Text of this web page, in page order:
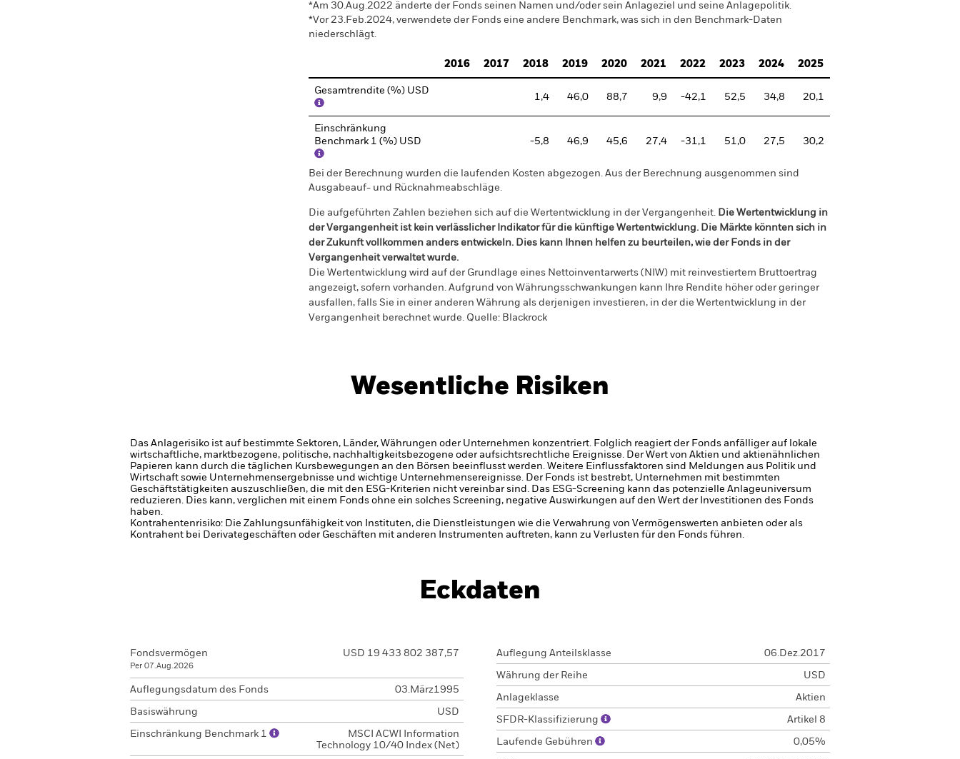
*Am 30.Aug.2022 änderte der Fonds seinen Namen und/oder sein Anlageziel und seine Anlagepolitik.
*Vor 23.Feb.2024, verwendete der Fonds eine andere Benchmark, was sich in den Benchmark-Daten
niederschlägt.
2016 2017 2018 2019 2020 2021 2022 2023 2024 2025
Gesamtrendite (%) USD
1,4 46,0 88,7 9,9 -42,1 52,5 34,8 20,1
Einschränkung
Benchmark 1 (%) USD
-5,8 46,9 45,6 27,4 -31,1 51,0 27,5 30,2
Bei der Berechnung wurden die laufenden Kosten abgezogen. Aus der Berechnung ausgenommen sind
Ausgabeauf- und Rücknahmeabschläge.
Die aufgeführten Zahlen beziehen sich auf die Wertentwicklung in der Vergangenheit. Die Wertentwicklung in
der Vergangenheit ist kein verlässlicher Indikator für die künftige Wertentwicklung. Die Märkte könnten sich in
der Zukunft vollkommen anders entwickeln. Dies kann Ihnen helfen zu beurteilen, wie der Fonds in der
Vergangenheit verwaltet wurde.
Die Wertentwicklung wird auf der Grundlage eines Nettoinventarwerts (NIW) mit reinvestiertem Bruttoertrag
angezeigt, sofern vorhanden. Aufgrund von Währungsschwankungen kann Ihre Rendite höher oder geringer
ausfallen, falls Sie in einer anderen Währung als derjenigen investieren, in der die Wertentwicklung in der
Vergangenheit berechnet wurde. Quelle: Blackrock
Wesentliche Risiken
Das Anlagerisiko ist auf bestimmte Sektoren, Länder, Währungen oder Unternehmen konzentriert. Folglich reagiert der Fonds anfälliger auf lokale
wirtschaftliche, marktbezogene, politische, nachhaltigkeitsbezogene oder aufsichtsrechtliche Ereignisse. Der Wert von Aktien und aktienähnlichen
Papieren kann durch die täglichen Kursbewegungen an den Börsen beeinflusst werden. Weitere Einflussfaktoren sind Meldungen aus Politik und
Wirtschaft sowie Unternehmensergebnisse und wichtige Unternehmensereignisse. Der Fonds ist bestrebt, Unternehmen mit bestimmten
Geschäftstätigkeiten auszuschließen, die mit den ESG-Kriterien nicht vereinbar sind. Das ESG-Screening kann das potenzielle Anlageuniversum
reduzieren. Dies kann, verglichen mit einem Fonds ohne ein solches Screening, negative Auswirkungen auf den Wert der Investitionen des Fonds
haben.
Kontrahentenrisiko: Die Zahlungsunfähigkeit von Instituten, die Dienstleistungen wie die Verwahrung von Vermögenswerten anbieten oder als
Kontrahent bei Derivategeschäften oder Geschäften mit anderen Instrumenten auftreten, kann zu Verlusten für den Fonds führen.
Eckdaten
Fondsvermögen
Per 07.Aug.2026
USD 19 433 802 387,57
Auflegungsdatum des Fonds 03.März1995
Basiswährung USD
Einschränkung Benchmark 1
MSCI ACWI Information
Technology 10/40 Index (Net)
Auflegung Anteilsklasse 06.Dez.2017
Währung der Reihe USD
Anlageklasse Aktien
SFDR-Klassifizierung Artikel 8
Laufende Gebühren 0,05%